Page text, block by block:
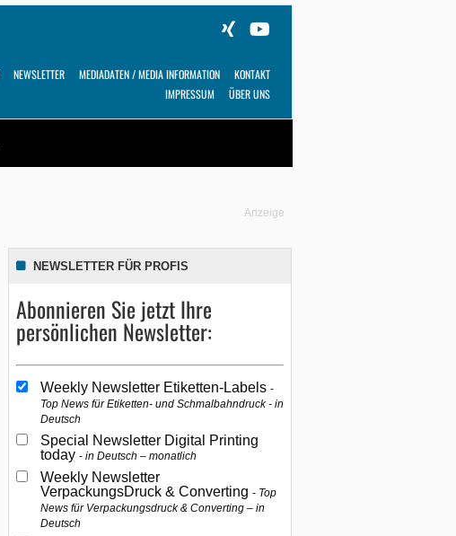
NEWSLETTER MEDIADATEN / MEDIA INFORMATION
KONTAKT
IMPRESSUM
ÜBER UNS
Anzeige
NEWSLETTER FÜR PROFIS
Abonnieren Sie jetzt Ihre
persönlichen Newsletter:
Weekly Newsletter Etiketten-Labels
Top News für Etiketten- und Schmalbahndruck - in
Deutsch
Special Newsletter Digital Printing
today in Deutsch – monatlich
Weekly Newsletter
VerpackungsDruck & Converting Top
News für Verpackungsdruck & Converting – in
Deutsch